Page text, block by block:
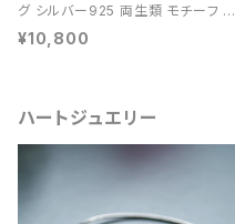
グ シルバー925 両生類 モチーフ レ
ディース ユニセックス
¥10,800
ハートジュエリー